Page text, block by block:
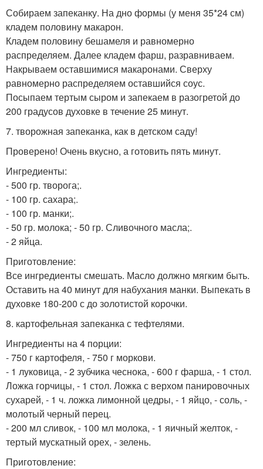
Собираем запеканку. На дно формы (у меня 35*24 см)
кладем половину макарон.
Кладем половину бешамеля и равномерно
распределяем. Далее кладем фарш, разравниваем.
Накрываем оставшимися макаронами. Сверху
равномерно распределяем оставшийся соус.
Посыпаем тертым сыром и запекаем в разогретой до
200 градусов духовке в течение 25 минут.
7. творожная запеканка, как в детском саду!
Проверено! Очень вкусно, а готовить пять минут.
Ингредиенты:
- 500 гр. творога;.
- 100 гр. сахара;.
- 100 гр. манки;.
- 50 гр. молока; - 50 гр. Сливочного масла;.
- 2 яйца.
Приготовление:
Все ингредиенты смешать. Масло должно мягким быть.
Оставить на 40 минут для набухания манки. Выпекать в
духовке 180-200 с до золотистой корочки.
8. картофельная запеканка с тефтелями.
Ингредиенты на 4 порции:
- 750 г картофеля, - 750 г моркови.
- 1 луковица, - 2 зубчика чеснока, - 600 г фарша, - 1 стол.
Ложка горчицы, - 1 стол. Ложка с верхом панировочных
сухарей, - 1 ч. ложка лимонной цедры, - 1 яйцо, - соль, -
молотый черный перец.
- 200 мл сливок, - 100 мл молока, - 1 яичный желток, -
тертый мускатный орех, - зелень.
Приготовление: